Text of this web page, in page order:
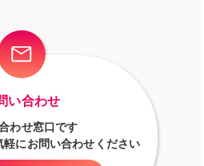
い合わせ
わせ窓口です
軽にお問い合わせください